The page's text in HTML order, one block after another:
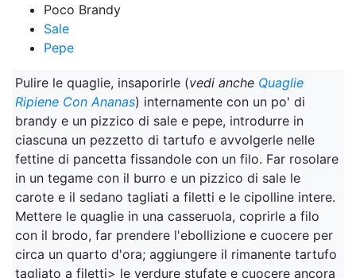
Poco Brandy
Sale
Pepe
Pulire le quaglie, insaporirle (vedi anche Quaglie
Ripiene Con Ananas) internamente con un po' di
brandy e un pizzico di sale e pepe, introdurre in
ciascuna un pezzetto di tartufo e avvolgerle nelle
fettine di pancetta fissandole con un filo. Far rosolare
in un tegame con il burro e un pizzico di sale le
carote e il sedano tagliati a filetti e le cipolline intere.
Mettere le quaglie in una casseruola, coprirle a filo
con il brodo, far prendere l'ebollizione e cuocere per
circa un quarto d'ora; aggiungere il rimanente tartufo
tagliato a filetti> le verdure stufate e cuocere ancora